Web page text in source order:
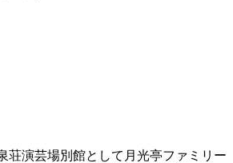
荘演芸場別館として月光亭ファミリー